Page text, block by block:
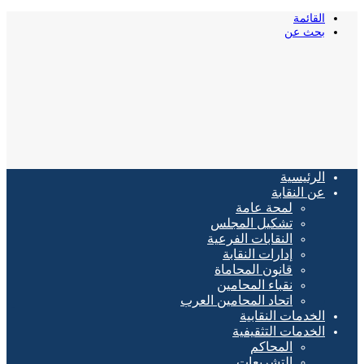
القائمة
بحث عن
الرئيسية
عن النقابة
لمحة عامة
تشكيل المجلس
النقابات الفرعية
إدارات النقابة
قانون المحاماة
نقباء المحامين
اتحاد المحامين العرب
الخدمات النقابية
الخدمات التثقيفية
المحاكم